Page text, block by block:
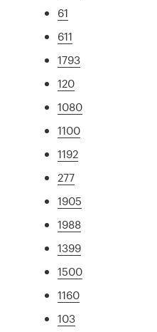
61
611
1793
120
1080
1100
1192
277
1905
1988
1399
1500
1160
103